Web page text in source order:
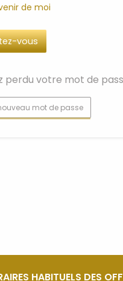
de moi
perdu votre mot de
mot de passe
HABITUELS DES